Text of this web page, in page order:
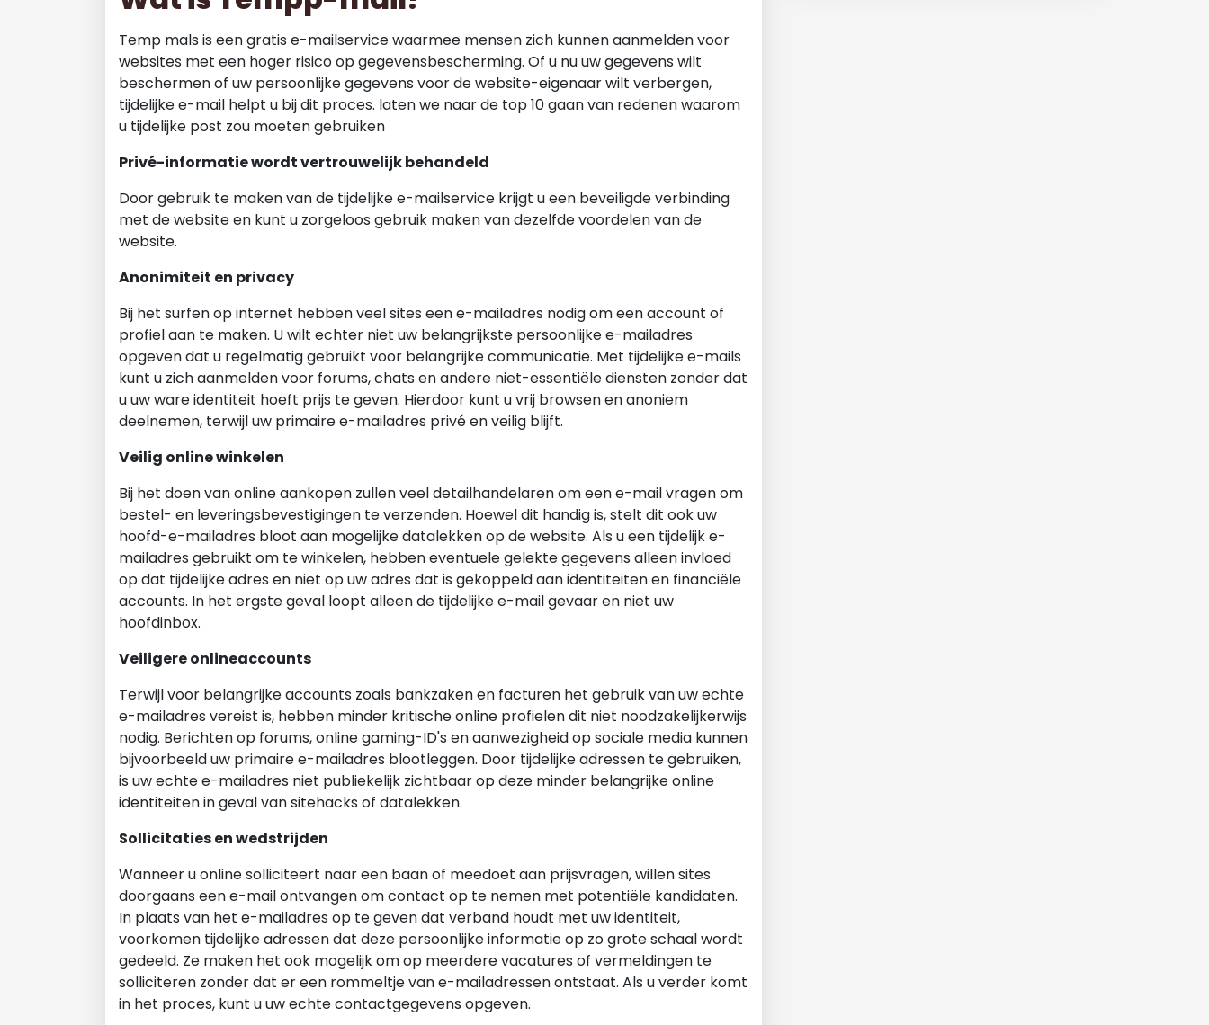
Temp mals is een gratis e-mailservice waarmee mensen zich kunnen aanmelden voor
websites met een hoger risico op gegevensbescherming. Of u nu uw gegevens wilt
beschermen of uw persoonlijke gegevens voor de website-eigenaar wilt verbergen,
tijdelijke e-mail helpt u bij dit proces. laten we naar de top 10 gaan van redenen waarom
u tijdelijke post zou moeten gebruiken
Privé-informatie wordt vertrouwelijk behandeld
Door gebruik te maken van de tijdelijke e-mailservice krijgt u een beveiligde verbinding
met de website en kunt u zorgeloos gebruik maken van dezelfde voordelen van de
website.
Anonimiteit en privacy
Bij het surfen op internet hebben veel sites een e-mailadres nodig om een account of
profiel aan te maken. U wilt echter niet uw belangrijkste persoonlijke e-mailadres
opgeven dat u regelmatig gebruikt voor belangrijke communicatie. Met tijdelijke e-mails
kunt u zich aanmelden voor forums, chats en andere niet-essentiële diensten zonder dat
u uw ware identiteit hoeft prijs te geven. Hierdoor kunt u vrij browsen en anoniem
deelnemen, terwijl uw primaire e-mailadres privé en veilig blijft.
Veilig online winkelen
Bij het doen van online aankopen zullen veel detailhandelaren om een e-mail vragen om
bestel- en leveringsbevestigingen te verzenden. Hoewel dit handig is, stelt dit ook uw
hoofd-e-mailadres bloot aan mogelijke datalekken op de website. Als u een tijdelijk e-
mailadres gebruikt om te winkelen, hebben eventuele gelekte gegevens alleen invloed
op dat tijdelijke adres en niet op uw adres dat is gekoppeld aan identiteiten en financiële
accounts. In het ergste geval loopt alleen de tijdelijke e-mail gevaar en niet uw
hoofdinbox.
Veiligere onlineaccounts
Terwijl voor belangrijke accounts zoals bankzaken en facturen het gebruik van uw echte
e-mailadres vereist is, hebben minder kritische online profielen dit niet noodzakelijkerwijs
nodig. Berichten op forums, online gaming-ID's en aanwezigheid op sociale media kunnen
bijvoorbeeld uw primaire e-mailadres blootleggen. Door tijdelijke adressen te gebruiken,
is uw echte e-mailadres niet publiekelijk zichtbaar op deze minder belangrijke online
identiteiten in geval van sitehacks of datalekken.
Sollicitaties en wedstrijden
Wanneer u online solliciteert naar een baan of meedoet aan prijsvragen, willen sites
doorgaans een e-mail ontvangen om contact op te nemen met potentiële kandidaten.
In plaats van het e-mailadres op te geven dat verband houdt met uw identiteit,
voorkomen tijdelijke adressen dat deze persoonlijke informatie op zo grote schaal wordt
gedeeld. Ze maken het ook mogelijk om op meerdere vacatures of vermeldingen te
solliciteren zonder dat er een rommeltje van e-mailadressen ontstaat. Als u verder komt
in het proces, kunt u uw echte contactgegevens opgeven.